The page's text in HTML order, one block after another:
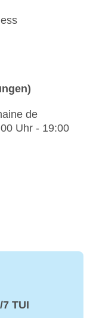
de
Uhr - 19:00
TUI